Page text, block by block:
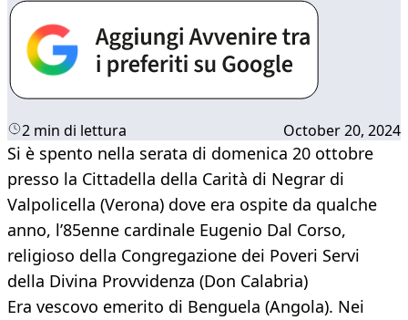
2 min di lettura October 20, 2024
Si è spento nella serata di domenica 20 ottobre
presso la Cittadella della Carità di Negrar di
Valpolicella (Verona) dove era ospite da qualche
anno, l’85enne cardinale Eugenio Dal Corso,
religioso della Congregazione dei Poveri Servi
della Divina Provvidenza (Don Calabria)
Era vescovo emerito di Benguela (Angola). Nei